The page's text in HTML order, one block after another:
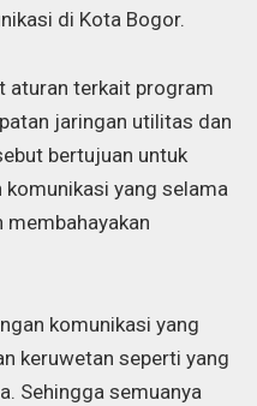
di Kota Bogor.
aturan terkait program
jaringan utilitas dan
bertujuan untuk
yang selama
komunikasi yang
keruwetan seperti yang
Sehingga semuanya